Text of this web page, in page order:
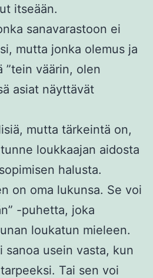
itseään.
sanavarastoon ei
mutta jonka olemus ja
väärin, olen
asiat näyttävät
mutta tärkeintä on,
loukkaajan aidosta
halusta.
on oma lukunsa. Se voi
-puhetta, joka
loukatun mieleen.
sanoa usein vasta, kun
Tai sen voi